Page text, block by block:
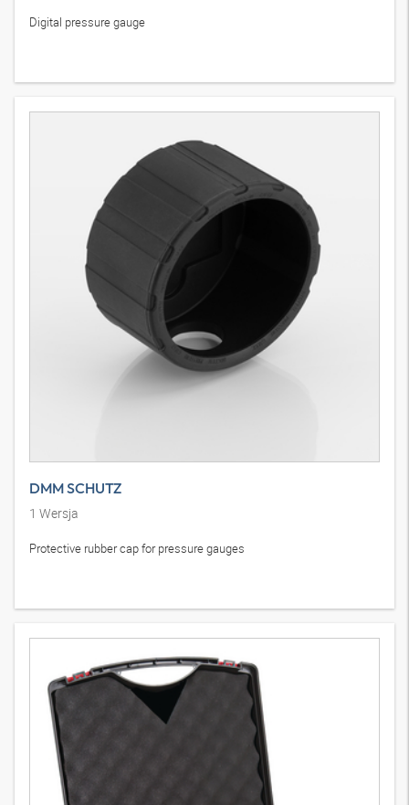
Digital pressure gauge
DMM SCHUTZ
1 Wersja
Protective rubber cap for pressure gauges